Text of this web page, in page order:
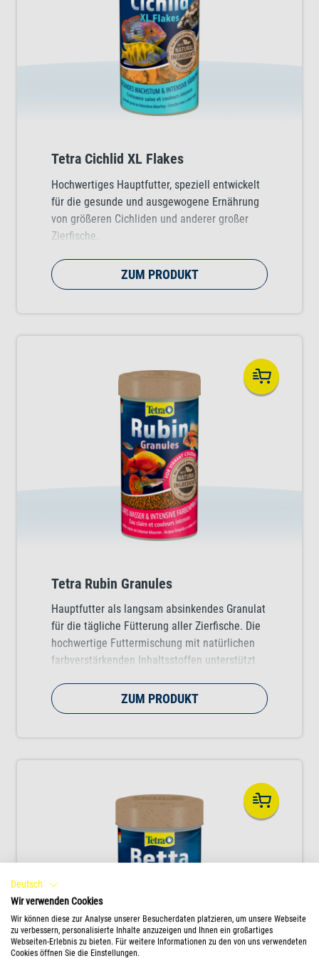
Tetra Cichlid XL Flakes
Hochwertiges Hauptfutter, speziell entwickelt
für die gesunde und ausgewogene Ernährung
von größeren Cichliden und anderer großer
Zierfische.
ZUM PRODUKT
Tetra Rubin Granules
Hauptfutter als langsam absinkendes Granulat
für die tägliche Fütterung aller Zierfische. Die
hochwertige Futtermischung mit natürlichen
farbverstärkenden Inhaltsstoffen unterstützt
ZUM PRODUKT
Deutsch
Wir verwenden Cookies
Wir können diese zur Analyse unserer Besucherdaten platzieren, um unsere Webseite
zu verbessern, personalisierte Inhalte anzuzeigen und Ihnen ein großartiges
Webseiten-Erlebnis zu bieten. Für weitere Informationen zu den von uns verwendeten
Cookies öffnen Sie die Einstellungen.